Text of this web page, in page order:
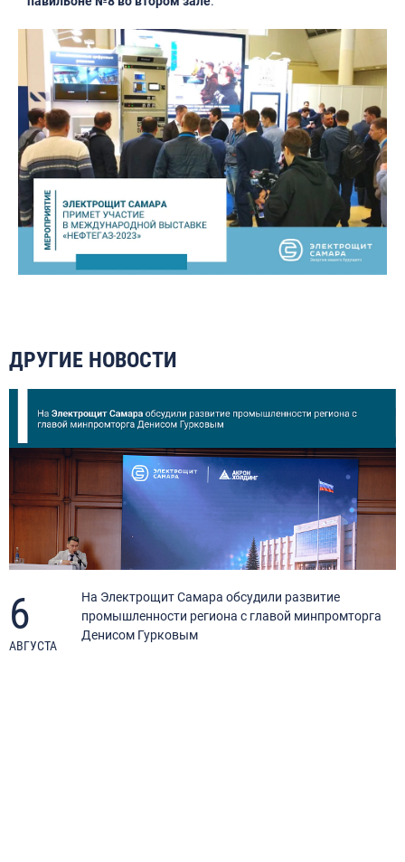
ДРУГИЕ НОВОСТИ
6
АВГУСТА
На Электрощит Самара обсудили развитие
промышленности региона с главой минпромторга
Денисом Гурковым